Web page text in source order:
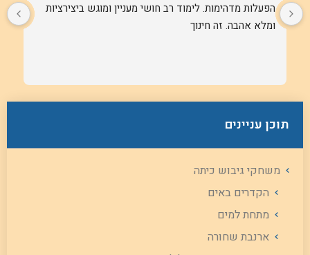
ומלא אהבה. זה חינוך
תוכן עניינים
משחקי גיבוש כיתה
הקדרים באים
מתחת למים
ארנבת שחורה